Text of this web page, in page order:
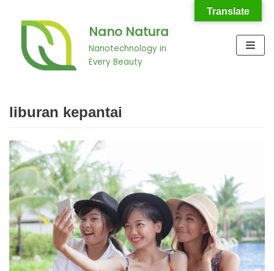
to
content
Nano Natura
Nanotechnology in
Every Beauty
liburan kepantai
Translate